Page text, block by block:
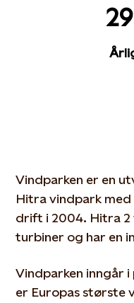
Vindparken er en
Hitra vindpark med
drift i 2004. Hitra
turbiner og har en
Vindparken inngår i
er Europas største